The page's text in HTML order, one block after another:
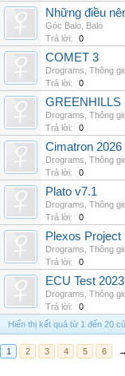
Những điều
Góc Balo Balo
Trả lời:
0
COMET 3
Drograms Thông
Trả lời:
0
GREENHILLS
Drograms Thông
Trả lời:
0
Cimatron 2026
Drograms Thông
Trả lời:
0
Plato v7.1
Drograms Thông
Trả lời:
0
Plexos Project
Drograms Thông
Trả lời:
0
ECU Test
Drograms Thông
Trả lời:
0
Hiển thị kết quả từ 1 đến 20
1 2 3 4 5 6 →